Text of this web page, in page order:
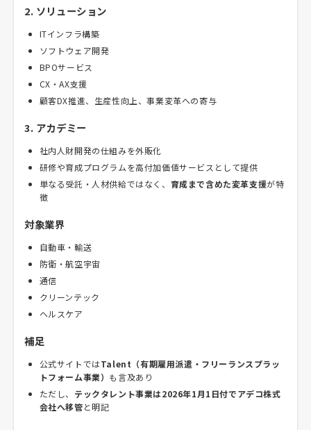
2. ソリューション
ITインフラ構築
ソフトウェア開発
BPOサービス
CX・AX支援
顧客DX推進、生産性向上、事業変革への寄与
3. アカデミー
社内人財開発の仕組みを外販化
研修や育成プログラムを高付加価値サービスとして提供
単なる受託・人材供給ではなく、 育成まで含めた変革支援が特
徴
対象業界
自動車・輸送
防衛・航空宇宙
通信
クリーンテック
ヘルスケア
補足
公式サイトではTalent（有期雇用派遣・フリーランスプラッ
トフォーム事業） も言及あり
ただし、 テックタレント事業は2026年1月1日付でアデコ株式
会社へ移管と明記